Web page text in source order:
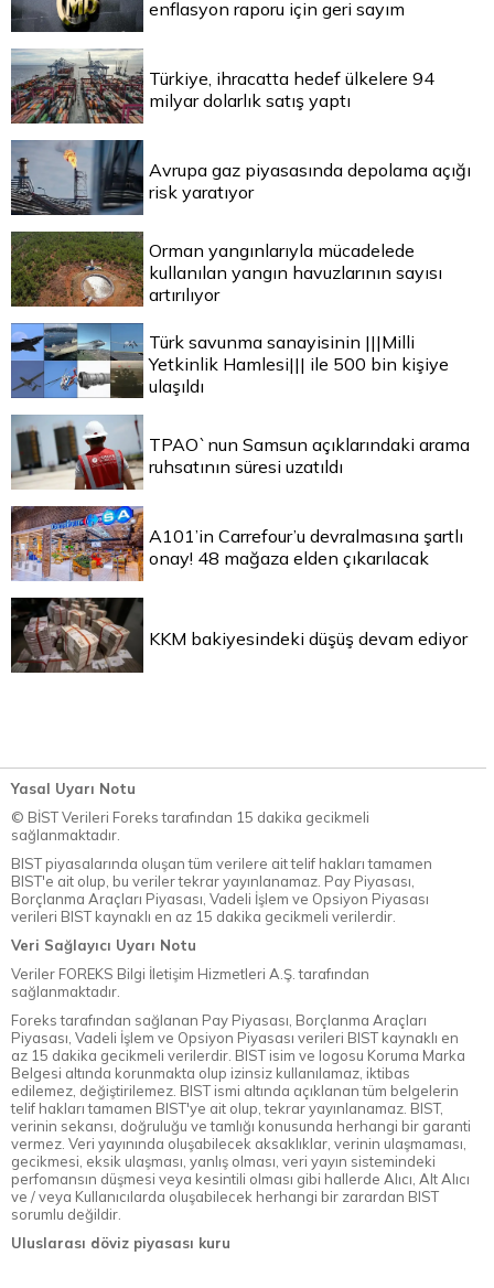
enflasyon raporu için geri sayım
Türkiye, ihracatta hedef ülkelere 94
milyar dolarlık satış yaptı
Avrupa gaz piyasasında depolama açığı
risk yaratıyor
Orman yangınlarıyla mücadelede
kullanılan yangın havuzlarının sayısı
artırılıyor
Türk savunma sanayisinin |||Milli
Yetkinlik Hamlesi||| ile 500 bin kişiye
ulaşıldı
TPAO`nun Samsun açıklarındaki arama
ruhsatının süresi uzatıldı
A101’in Carrefour’u devralmasına şartlı
onay! 48 mağaza elden çıkarılacak
KKM bakiyesindeki düşüş devam ediyor
Yasal Uyarı Notu
© BİST Verileri Foreks tarafından 15 dakika gecikmeli
sağlanmaktadır.
BIST piyasalarında oluşan tüm verilere ait telif hakları tamamen
BIST'e ait olup, bu veriler tekrar yayınlanamaz. Pay Piyasası,
Borçlanma Araçları Piyasası, Vadeli İşlem ve Opsiyon Piyasası
verileri BIST kaynaklı en az 15 dakika gecikmeli verilerdir.
Veri Sağlayıcı Uyarı Notu
Veriler FOREKS Bilgi İletişim Hizmetleri A.Ş. tarafından
sağlanmaktadır.
Foreks tarafından sağlanan Pay Piyasası, Borçlanma Araçları
Piyasası, Vadeli İşlem ve Opsiyon Piyasası verileri BIST kaynaklı en
az 15 dakika gecikmeli verilerdir. BIST isim ve logosu Koruma Marka
Belgesi altında korunmakta olup izinsiz kullanılamaz, iktibas
edilemez, değiştirilemez. BIST ismi altında açıklanan tüm belgelerin
telif hakları tamamen BIST'ye ait olup, tekrar yayınlanamaz. BIST,
verinin sekansı, doğruluğu ve tamlığı konusunda herhangi bir garanti
vermez. Veri yayınında oluşabilecek aksaklıklar, verinin ulaşmaması,
gecikmesi, eksik ulaşması, yanlış olması, veri yayın sistemindeki
perfomansın düşmesi veya kesintili olması gibi hallerde Alıcı, Alt Alıcı
ve / veya Kullanıcılarda oluşabilecek herhangi bir zarardan BIST
sorumlu değildir.
Uluslarası döviz piyasası kuru